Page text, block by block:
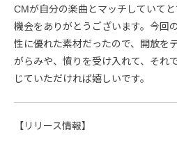
CMが自分の楽曲とマッチしていて
機会をありがとうございます。今回
性に優れた素材だったので、開放を
がらみや、憤りを受け入れて、それ
じていただければ嬉しいです。
【リリース情報】